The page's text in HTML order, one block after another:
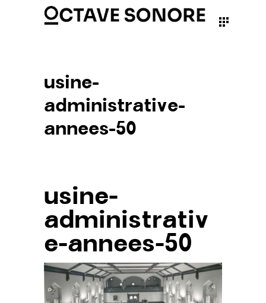
usine-
administrative-
annees-50
usine-
administrativ
e-annees-50